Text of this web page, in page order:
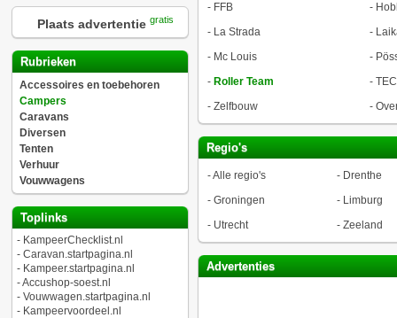
Plaats advertentie gratis
Rubrieken
Accessoires en toebehoren
Campers
Caravans
Diversen
Tenten
Verhuur
Vouwwagens
Toplinks
- KampeerChecklist.nl
- Caravan.startpagina.nl
- Kampeer.startpagina.nl
-Accushop-soest.nl
- Vouwwagen.startpagina.nl
- Kampeervoordeel.nl
- FFB -
- La Strada -
- Mc Louis -
- Roller Team - TEC
- Zelfbouw -
Regio's
-Alle regio's - Drenthe
- Groningen - Limburg
- Utrecht - Zeeland
Advertenties